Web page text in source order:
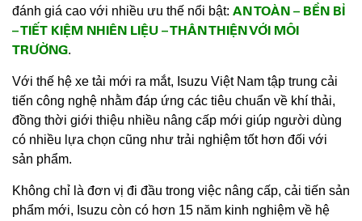
đánh giá cao với nhiều ưu thế nổi bật: AN TOÀN – BỀN BỈ
– TIẾT KIỆM NHIÊN LIỆU – THÂN THIỆN VỚI MÔI
TRƯỜNG.
Với thế hệ xe tải mới ra mắt, Isuzu Việt Nam tập trung cải
tiến công nghệ nhằm đáp ứng các tiêu chuẩn về khí thải,
đồng thời giới thiệu nhiều nâng cấp mới giúp người dùng
có nhiều lựa chọn cũng như trải nghiệm tốt hơn đối với
sản phẩm.
Không chỉ là đơn vị đi đầu trong việc nâng cấp, cải tiến sản
phẩm mới, Isuzu còn có hơn 15 năm kinh nghiệm về hệ